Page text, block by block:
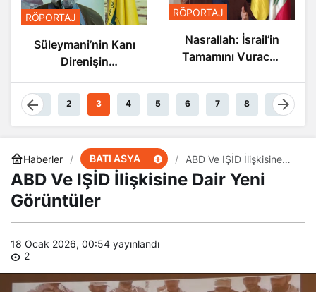
RÖPORTAJ
Nasrallah: İsrail’in
Tamamını Vuracak
Güçteyiz
RÖPORTAJ
Nasrallah: İsrail’in
Sonu Yakın
1 2 3 4 5 6 7 8 9
Haberler BATI ASYA
ABD Ve IŞİD İlişkisine
Dair Yeni Görüntüler
ABD Ve IŞİD İlişkisine Dair Yeni
Görüntüler
18 Ocak 2026, 00:54
yayınlandı
2